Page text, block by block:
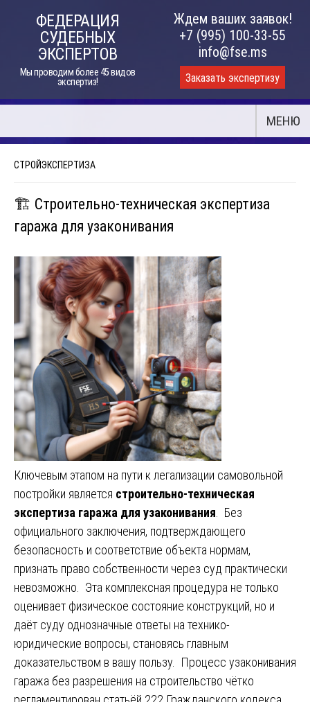
ФЕДЕРАЦИЯ
СУДЕБНЫХ
ЭКСПЕРТОВ
Мы проводим более 45 видов
экспертиз!
Ждем ваших заявок!
+7 (995) 100-33-55
info@fse.ms
Заказать экспертизу
МЕНЮ
СТРОЙЭКСПЕРТИЗА
🏗️ Строительно-техническая экспертиза
гаража для узаконивания
Ключевым этапом на пути к легализации самовольной
постройки является строительно-техническая
экспертиза гаража для узаконивания . Без
официального заключения, подтверждающего
безопасность и соответствие объекта нормам,
признать право собственности через суд практически
невозможно. Эта комплексная процедура не только
оценивает физическое состояние конструкций, но и
даёт суду однозначные ответы на технико-
юридические вопросы, становясь главным
доказательством в вашу пользу. Процесс узаконивания
гаража без разрешения на строительство чётко